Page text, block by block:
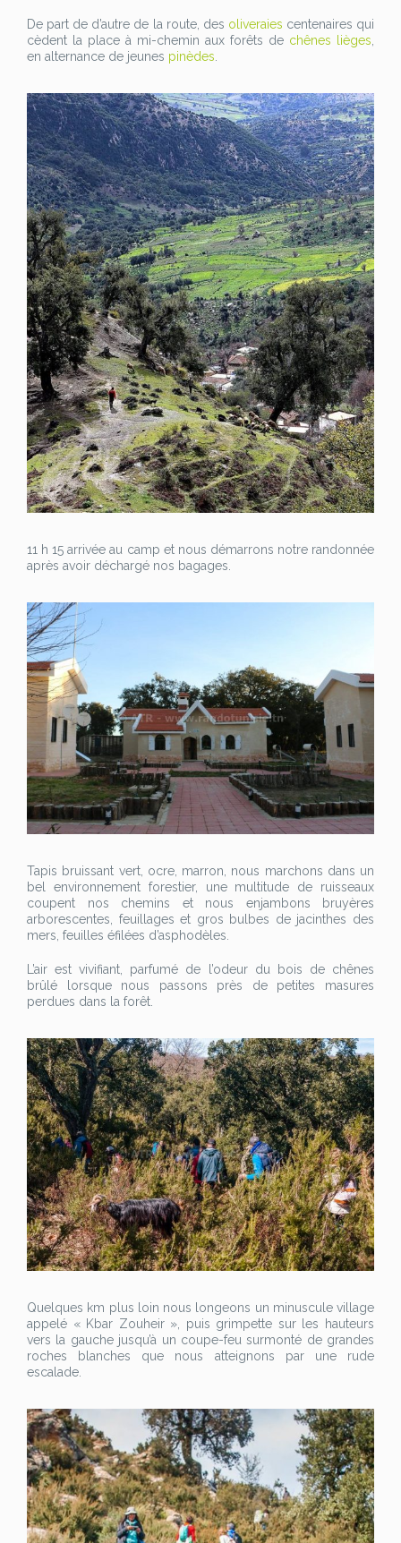
De part de d’autre de la route, des oliveraies centenaires qui
cèdent la place à mi-chemin aux forêts de chênes lièges,
en alternance de jeunes pinèdes.
11 h 15 arrivée au camp et nous démarrons notre randonnée
après avoir déchargé nos bagages.
Tapis bruissant vert, ocre, marron, nous marchons dans un
bel environnement forestier, une multitude de ruisseaux
coupent nos chemins et nous enjambons bruyères
arborescentes, feuillages et gros bulbes de jacinthes des
mers, feuilles éfilées d’asphodèles.
L’air est vivifiant, parfumé de l’odeur du bois de chênes
brûlé lorsque nous passons près de petites masures
perdues dans la forêt.
Quelques km plus loin nous longeons un minuscule village
appelé « Kbar Zouheir », puis grimpette sur les hauteurs
vers la gauche jusqu’à un coupe-feu surmonté de grandes
roches blanches que nous atteignons par une rude
escalade.